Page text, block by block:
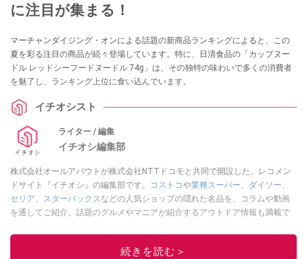
に注目が集まる！
マーチャンダイジング・オンによる話題の新商品ランキングによると、この
夏を彩る注目の商品が続々登場しています。特に、日清食品の「カップヌー
ドル レッドシーフードヌードル 74g」は、その独特の味わいで多くの消費者
を魅了し、ランキング上位に食い込んでいます。
イチオシスト
ライター / 編集
イチオシ編集部
株式会社オールアバウトが株式会社NTTドコモと共同で開設した、レコメン
ドサイト『イチオシ』の編集部です。
コストコや業務スーパー ダイソー
セリア
スターバックス などの人気ショップの隠れた名品を、コラムや動画
を通してご紹介。話題のグルメやマニアが紹介するアウトドア情報も満載で
レビューしています。毎日トレンド情報をお届けしているので、ぜひ
してください！続きを読む＞